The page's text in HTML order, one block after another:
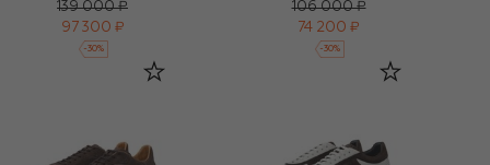
139 000 ₽
97 300 ₽
-30%
106 000 ₽
74 200 ₽
-30%